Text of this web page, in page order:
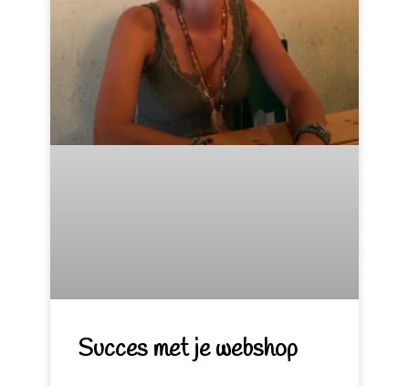
Succes met je webshop